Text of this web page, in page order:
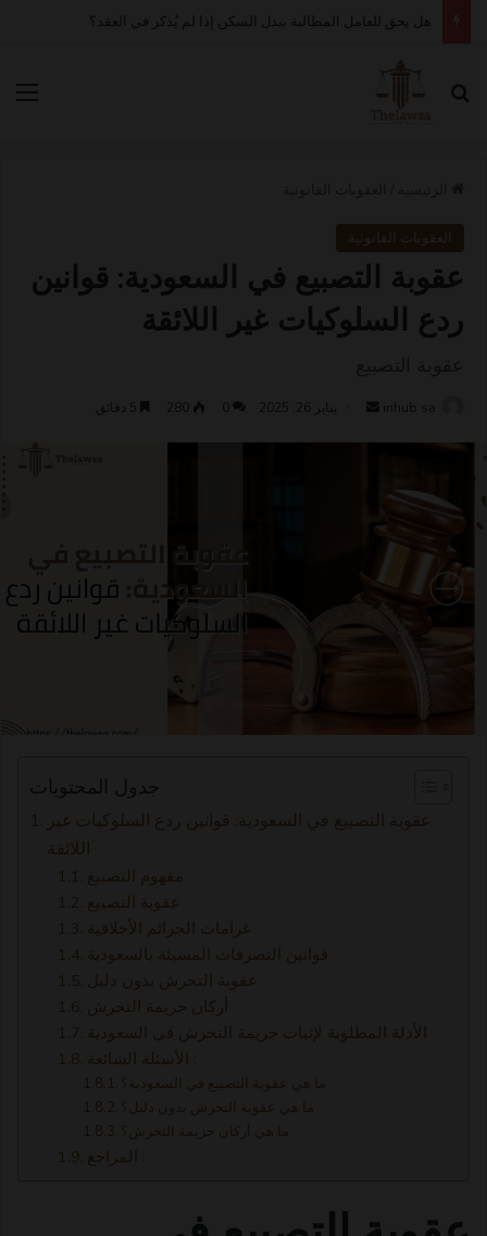
كم مدة قبول أو رفض عقد العمل الإلكتروني في قوى؟
بحث عن
العقوبات القانونية
عقوبة التصبيع في السعودية: قوانين
ردع السلوكيات غير اللائقة
inhub sa
أرسل
يناير 26, 2025 0
280
جدول المحتويات
عقوبة التصبيع في السعودية: قوانين ردع السلوكيات غير
اللائقة
مفهوم التصبيع
عقوبة التصبيع
غرامات الجرائم الأخلاقية
قوانين التصرفات المسيئة بالسعودية
عقوبة التحرش بدون دليل
أركان جريمة التحرش
الأدلة المطلوبة لإثبات جريمة التحرش في السعودية
ما هي عقوبة التصبيع في السعودية؟
ما هي عقوبة التحرش بدون دليل؟
ما هي أركان جريمة التحرش؟